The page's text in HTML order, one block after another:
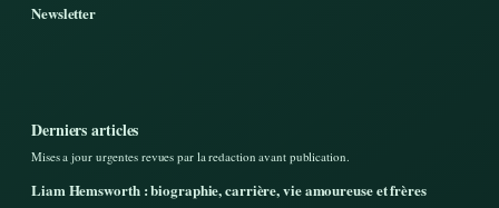
Newsletter
Derniers articles
Mises a jour urgentes revues par la redaction avant publication.
Liam Hemsworth : biographie, carrière, vie amoureuse et frères